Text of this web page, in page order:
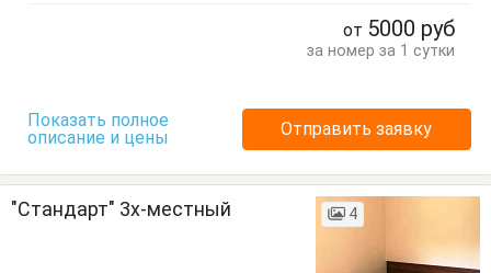
от 5000 руб
за номер за 1 сутки
Показать полное
описание и цены
Отправить заявку
"Стандарт" 3х-местный 4